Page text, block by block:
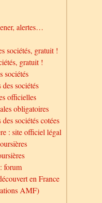
alertes…
sociétés, gratuit !
gratuit !
sociétés
sociétés
officielles
obligatoires
sociétés cotées
: site officiel légal
forum
en France
AMF)